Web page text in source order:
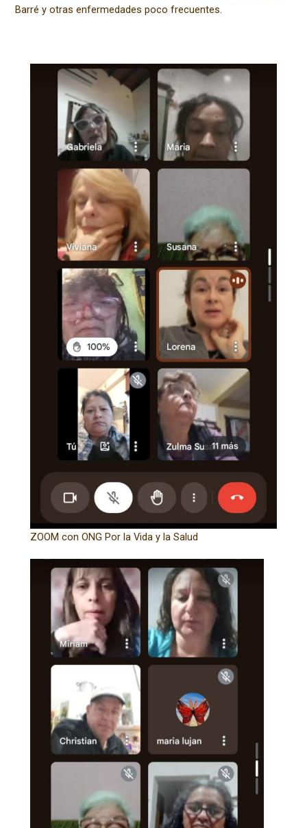
Barré y otras enfermedades poco frecuentes.
ZOOM con ONG Por la Vida y la Salud